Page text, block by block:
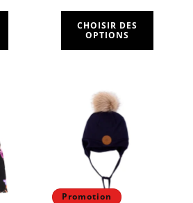
CHOISIR DES
OPTIONS
Promotion